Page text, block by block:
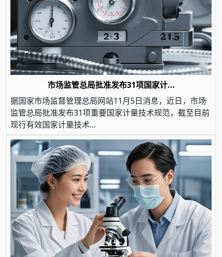
市场监管总局批准发布31项国家计...
据国家市场监督管理总局网站11月5日消息，近日，市场
监管总局批准发布31项重要国家计量技术规范，截至目前
现行有效国家计量技术...